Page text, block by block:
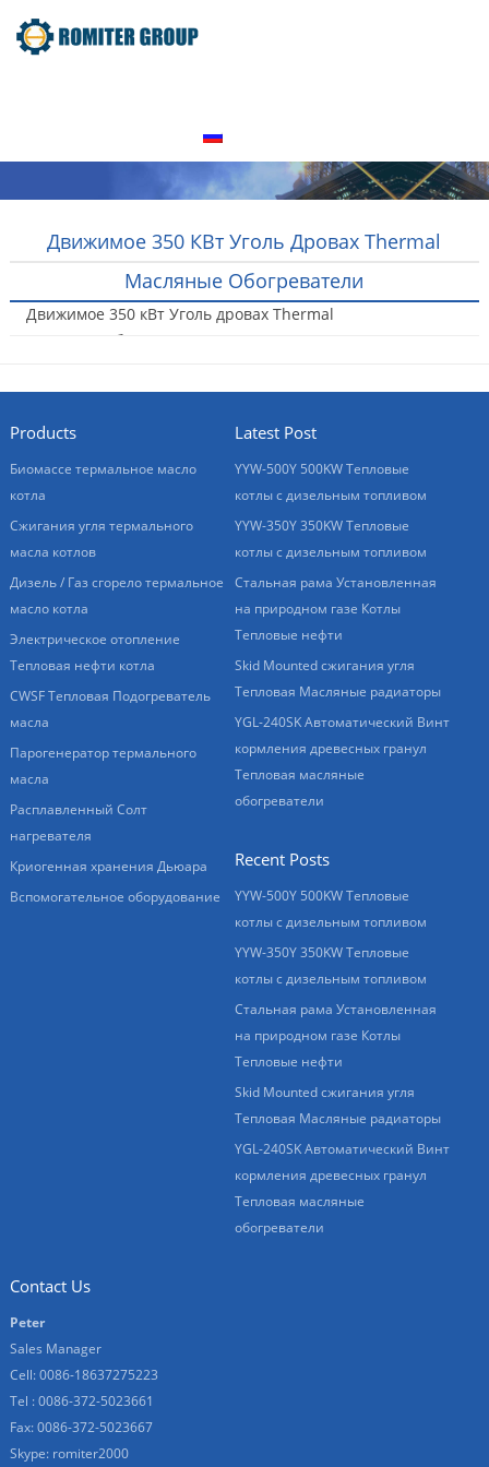
Движимое 350 КВт Уголь Дровах Thermal
Масляные Обогреватели
Движимое 350 кВт Уголь дровах Thermal
масляные обогреватели
Products
Биомассе термальное масло
котла
Сжигания угля термального
масла котлов
Дизель / Газ сгорело термальное
масло котла
Электрическое отопление
Тепловая нефти котла
CWSF Тепловая Подогреватель
масла
Парогенератор термального
масла
Расплавленный Солт
нагревателя
Криогенная хранения Дьюара
Вспомогательное оборудование
Latest Post
YYW-500Y 500KW Тепловые
котлы с дизельным топливом
YYW-350Y 350KW Тепловые
котлы с дизельным топливом
Стальная рама Установленная
на природном газе Котлы
Тепловые нефти
Skid Mounted сжигания угля
Тепловая Масляные радиаторы
YGL-240SK Автоматический Винт
кормления древесных гранул
Тепловая масляные
обогреватели
Recent Posts
YYW-500Y 500KW Тепловые
котлы с дизельным топливом
YYW-350Y 350KW Тепловые
котлы с дизельным топливом
Стальная рама Установленная
на природном газе Котлы
Тепловые нефти
Skid Mounted сжигания угля
Тепловая Масляные радиаторы
YGL-240SK Автоматический Винт
кормления древесных гранул
Тепловая масляные
обогреватели
Contact Us
Peter
Sales Manager
Cell: 0086-18637275223
Tel : 0086-372-5023661
Fax: 0086-372-5023667
Skype: romiter2000